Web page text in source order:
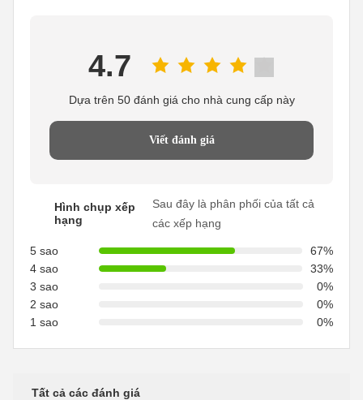
4.7
Dựa trên 50 đánh giá cho nhà cung cấp này
Viết đánh giá
Hình chụp xếp
hạng
Sau đây là phân phối của tất cả
các xếp hạng
5 sao
67%
4 sao
33%
3 sao
0%
2 sao
0%
1 sao
0%
Tất cả các đánh giá